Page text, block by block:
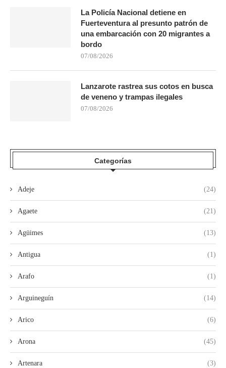
La Policía Nacional detiene en
Fuerteventura al presunto patrón de
una embarcación con 20 migrantes a
bordo
07/08/2026
Lanzarote rastrea sus cotos en busca
de veneno y trampas ilegales
07/08/2026
Categorías
Adeje (24)
Agaete (21)
Agüimes (13)
Antigua (1)
Arafo (1)
Arguineguín (14)
Arico (6)
Arona (45)
Artenara (3)